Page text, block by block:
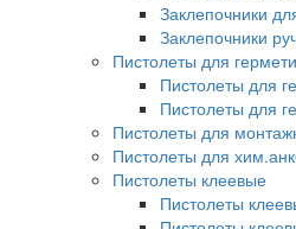
Заклепочники
Заклепочники
Пистолеты для
Пистолеты для
Пистолеты для
Пистолеты для
Пистолеты для
Пистолеты клеевые
Пистолеты